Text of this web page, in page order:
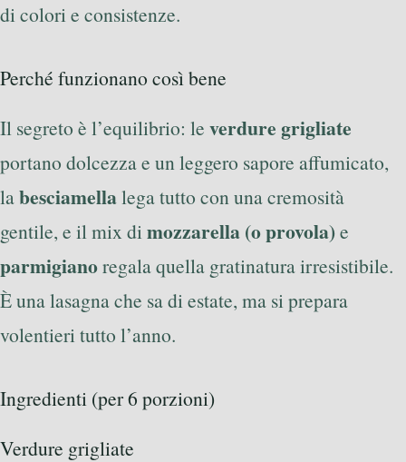
di colori e consistenze.
Perché funzionano così bene
Il segreto è l’equilibrio: le verdure grigliate
portano dolcezza e un leggero sapore affumicato,
labesciamellalega tutto con una cremosità
gentile, e il mix dimozzarella (o provola)e
parmigianoregala quella gratinatura irresistibile.
È una lasagna che sa di estate, ma si prepara
volentieri tutto l’anno.
Ingredienti (per 6 porzioni)
Verdure grigliate